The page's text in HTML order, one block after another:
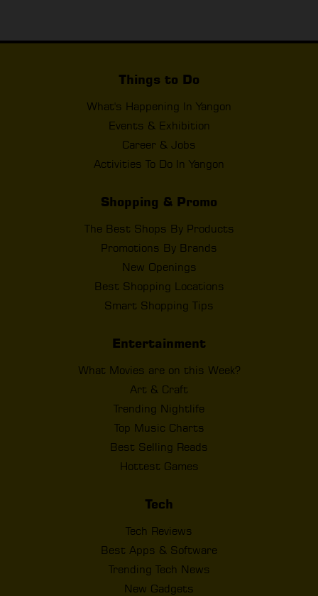
Things to Do
What's Happening In Yangon
Events & Exhibition
Career & Jobs
Activities To Do In Yangon
Shopping & Promo
The Best Shops By Products
Promotions By Brands
New Openings
Best Shopping Locations
Smart Shopping Tips
Entertainment
What Movies are on this Week?
Art & Craft
Trending Nightlife
Top Music Charts
Best Selling Reads
Hottest Games
Tech
Tech Reviews
Best Apps & Software
Trending Tech News
New Gadgets